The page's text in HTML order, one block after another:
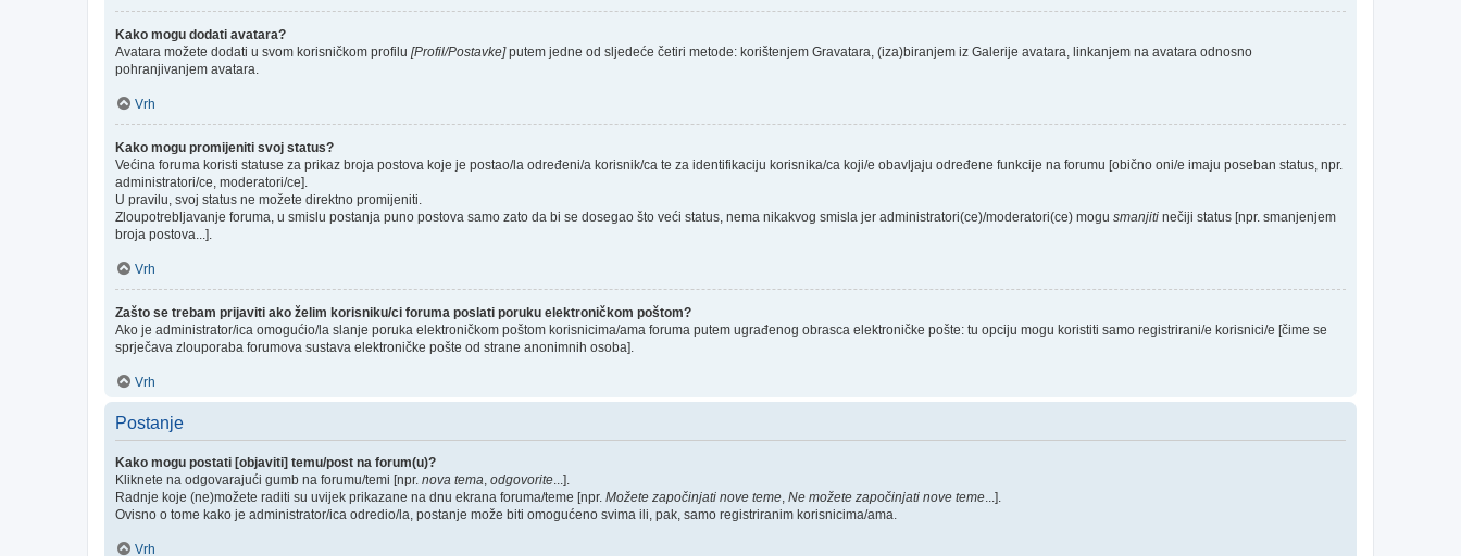
Kako mogu dodati avatara?
Avatara možete dodati u svom korisničkom profilu [Profil/Postavke]putem jedne od sljedeće četiri metode: korištenjem Gravatara, (iza)biranjem iz Galerije avatara, linkanjem na avatara odnosno
pohranjivanjem avatara.
Vrh
Kako mogu promijeniti svoj status?
Većina foruma koristi statuse za prikaz broja postova koje je postao/la određeni/a korisnik/ca te za identifikaciju korisnika/ca koji/e obavljaju određene funkcije na forumu [obično oni/e imaju poseban status, npr.
administratori/ce, moderatori/ce].
U pravilu, svoj status ne možete direktno promijeniti.
Zloupotrebljavanje foruma, u smislu postanja puno postova samo zato da bi se dosegao što veći status, nema nikakvog smisla jer administratori(ce)/moderatori(ce) mogu smanjiti nečiji status [npr. smanjenjem
broja postova...].
Vrh
Zašto se trebam prijaviti ako želim korisniku/ci foruma poslati poruku elektroničkom poštom?
Ako je administrator/ica omogućio/la slanje poruka elektroničkom poštom korisnicima/ama foruma putem ugrađenog obrasca elektroničke pošte: tu opciju mogu koristiti samo registrirani/e korisnici/e [čime se
sprječava zlouporaba forumova sustava elektroničke pošte od strane anonimnih osoba].
Vrh
Postanje
Kako mogu postati [objaviti] temu/post na forum(u)?
Kliknete na odgovarajući gumb na forumu/temi [npr. nova tema, odgovorite...].
Radnje koje (ne)možete raditi su uvijek prikazane na dnu ekrana foruma/teme [npr. Možete započinjati nove teme, Ne možete započinjati nove teme...].
Ovisno o tome kako je administrator/ica odredio/la, postanje može biti omogućeno svima ili, pak, samo registriranim korisnicima/ama.
Vrh